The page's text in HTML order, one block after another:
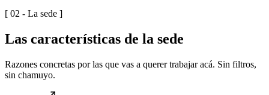
[ 02 - La sede ]
Las características de la sede
Razones concretas por las que vas a querer trabajar acá. Sin filtros,
sin chamuyo.